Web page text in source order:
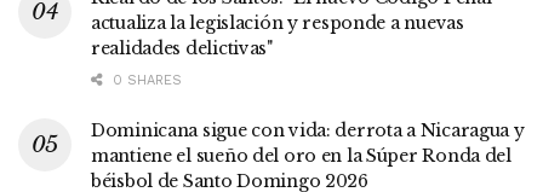
actualiza la legislación y responde a nuevas
realidades delictivas"
0 SHARES
Dominicana sigue con vida: derrota a Nicaragua y
mantiene el sueño del oro en la Súper Ronda del
béisbol de Santo Domingo 2026